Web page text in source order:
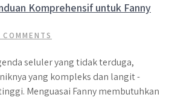
Komprehensif untuk Fanny
COMMENTS
seluler yang tidak terduga,
yang kompleks dan langit -
Menguasai Fanny membutuhkan